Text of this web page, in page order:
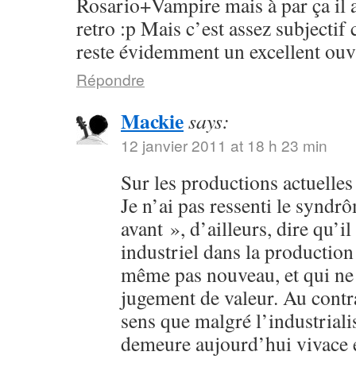
retro :p Mais c’est assez
reste évidemment un excellent
Répondre
Mackiesays:
12 janvier 2011 at 18 h 23 min
Sur les productions
Je n’ai pas ressenti le
avant », d’ailleurs, dire
industriel dans la
même pas nouveau, et qui
jugement de valeur. Au
sens que malgré
demeure aujourd’hui vivace